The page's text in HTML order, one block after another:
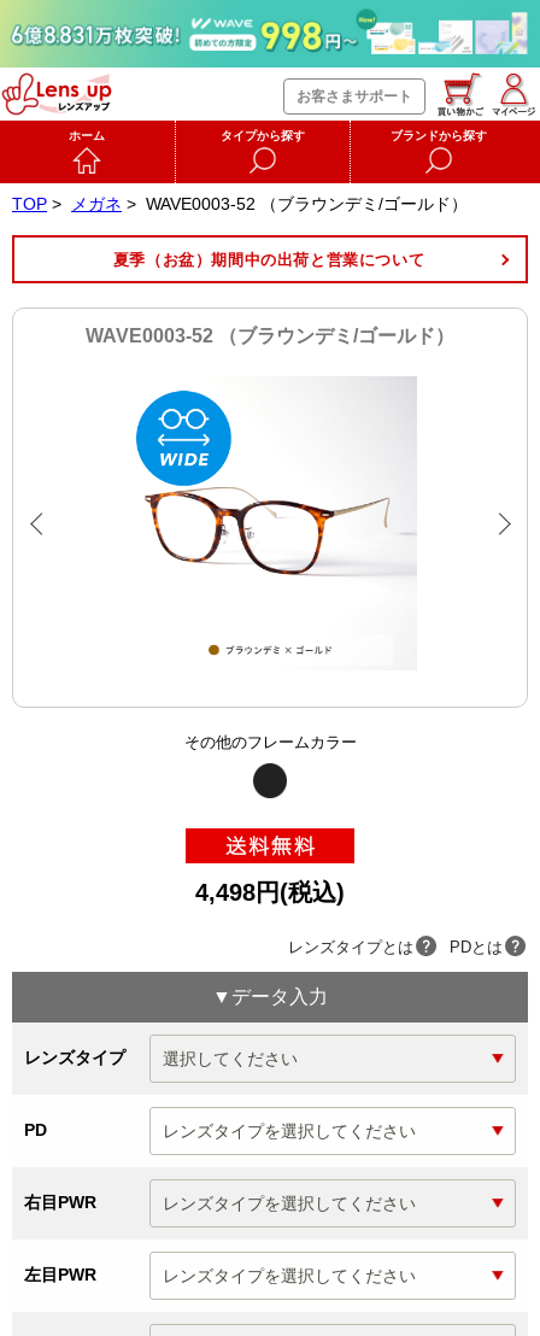
お客さまサポート
ホーム タイプから探す ブランドから探す
TOP > メガネ > WAVE0003-52 （ブラウンデミ/ゴールド）
夏季（お盆）期間中の出荷と営業について
WAVE0003-52 （ブラウンデミ/ゴールド）
その他のフレームカラー
4,498円(税込)
レンズタイプとは PDとは
▼データ入力
レンズタイプ
PD
右目PWR
左目PWR